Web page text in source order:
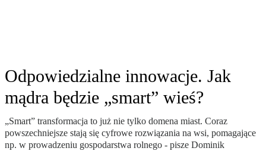
Odpowiedzialne innowacje. Jak
mądra będzie „smart” wieś?
„Smart” transformacja to już nie tylko domena miast. Coraz
powszechniejsze stają się cyfrowe rozwiązania na wsi, pomagające
np. w prowadzeniu gospodarstwa rolnego - pisze Dominik